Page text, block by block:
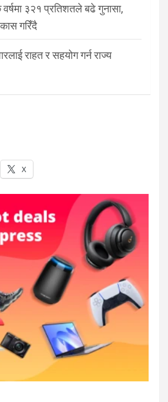
वर्षमा ३२१ प्रतिशतले बढे गुनासा,
गरिँदै
राहत र सहयोग गर्न राज्य
X